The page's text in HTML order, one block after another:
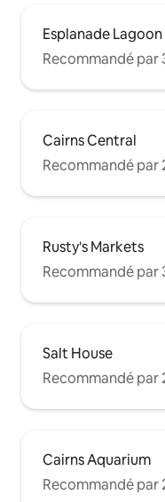
Esplanade
Recommandé par
Cairns Central
Recommandé
Rusty's Markets
Recommandé
Salt House
Recommandé par
Cairns Aquarium
Recommandé par